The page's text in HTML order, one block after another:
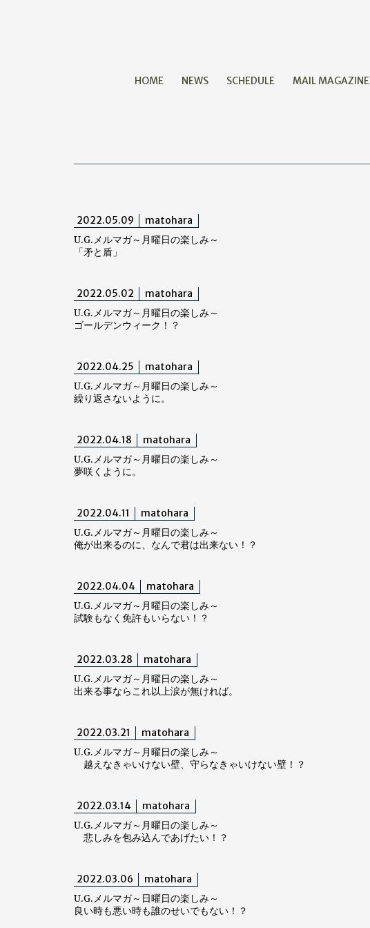
HOME NEWS SCHEDULE MAIL MAGAZINE
2022.05.09 matohara
U.G.メルマガ～月曜日の楽しみ～
「矛と盾」
2022.05.02 matohara
U.G.メルマガ～月曜日の楽しみ～
ゴールデンウィーク！？
2022.04.25 matohara
U.G.メルマガ～月曜日の楽しみ～
繰り返さないように。
2022.04.18 matohara
U.G.メルマガ～月曜日の楽しみ～
夢咲くように。
2022.04.11 matohara
U.G.メルマガ～月曜日の楽しみ～
俺が出来るのに、なんで君は出来ない！？
2022.04.04 matohara
U.G.メルマガ～月曜日の楽しみ～
試験もなく免許もいらない！？
2022.03.28 matohara
U.G.メルマガ～月曜日の楽しみ～
出来る事ならこれ以上涙が無ければ。
2022.03.21 matohara
U.G.メルマガ～月曜日の楽しみ～
越えなきゃいけない壁、守らなきゃいけない壁！？
2022.03.14 matohara
U.G.メルマガ～月曜日の楽しみ～
悲しみを包み込んであげたい！？
2022.03.06 matohara
U.G.メルマガ～日曜日の楽しみ～
良い時も悪い時も誰のせいでもない！？